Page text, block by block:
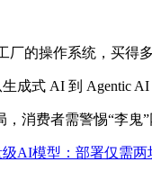
的操作系统，买得
式 AI 到 Agentic AI
消费者需警惕“李鬼”
AI模型：部署仅需两